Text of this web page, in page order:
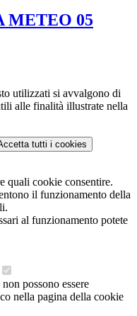
METEO 05
utilizzati si avvalgono di
alle finalità illustrate nella
tutti i cookies
quali cookie consentire.
il funzionamento della
al funzionamento potete
possono essere
nella pagina della cookie